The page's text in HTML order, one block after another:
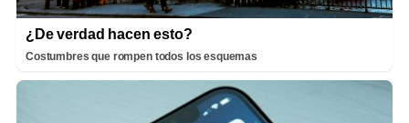
¿De verdad hacen esto?
Costumbres que rompen todos los esquemas